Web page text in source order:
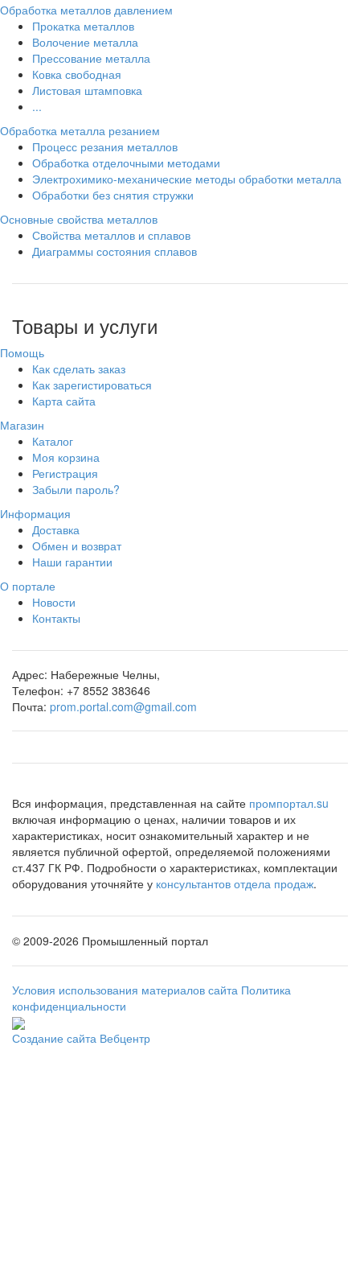
Обработка металлов давлением
Прокатка металлов
Волочение металла
Прессование металла
Ковка свободная
Листовая штамповка
...
Обработка металла резанием
Процесс резания металлов
Обработка отделочными методами
Электрохимико-механические методы обработки металла
Обработки без снятия стружки
Основные свойства металлов
Свойства металлов и сплавов
Диаграммы состояния сплавов
Товары и услуги
Помощь
Как сделать заказ
Как зарегистироваться
Карта сайта
Магазин
Каталог
Моя корзина
Регистрация
Забыли пароль?
Информация
Доставка
Обмен и возврат
Наши гарантии
О портале
Новости
Контакты
Адрес: Набережные Челны,
Телефон: +7 8552 383646
Почта: prom.portal.com@gmail.com
Вся информация, представленная на сайте промпортал.su
включая информацию о ценах, наличии товаров и их
характеристиках, носит ознакомительный характер и не
является публичной офертой, определяемой положениями
ст.437 ГК РФ. Подробности о характеристиках, комплектации
оборудования уточняйте у консультантов отдела продаж.
© 2009-2026 Промышленный портал
Условия использования материалов сайта Политика
конфиденциальности
Создание сайта Вебцентр